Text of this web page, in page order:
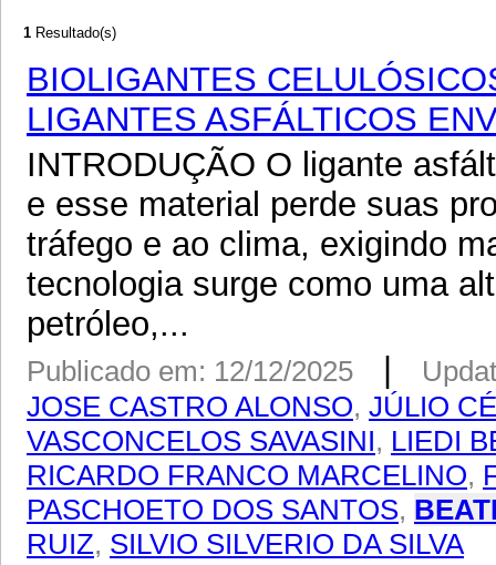
1 Resultado(s)
BIOLIGANTES
LIGANTES ASFÁLTICOS
INTRODUÇÃO O ligante
e esse material perde suas
tráfego e ao clima, exigindo
tecnologia surge como uma
petróleo,...
Publicado em: 12/12/2025
JOSE CASTRO ALONSO, JÚLIO
VASCONCELOS SAVASINI, LIEDI
RICARDO FRANCO MARCELINO,
PASCHOETO DOS SANTOS,
RUIZ, SILVIO SILVERIO DA SILVA